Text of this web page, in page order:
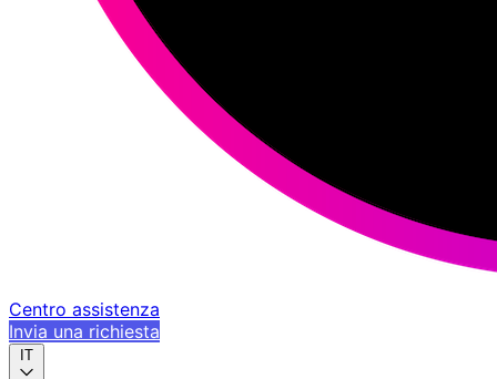
Centro assistenza
Invia una richiesta
IT